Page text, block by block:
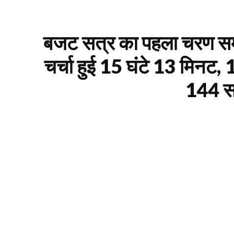
बजट सत्र का पहला चरण
चर्चा हुई 15 घंटे 13
144